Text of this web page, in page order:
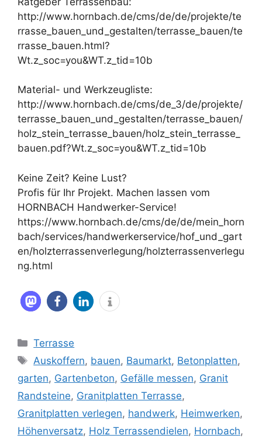
http://www.hornbach.de/cms/de/de/projekte/te
rrasse_bauen_und_gestalten/terrasse_bauen/te
rrasse_bauen.html?
Wt.z_soc=you&WT.z_tid=10b
Material- und Werkzeugliste:
http://www.hornbach.de/cms/de_3/de/projekte/
terrasse_bauen_und_gestalten/terrasse_bauen/
holz_stein_terrasse_bauen/holz_stein_terrasse_
bauen.pdf?Wt.z_soc=you&WT.z_tid=10b
Keine Zeit? Keine Lust?
Profis für Ihr Projekt. Machen lassen vom
HORNBACH Handwerker-Service!
https://www.hornbach.de/cms/de/de/mein_horn
bach/services/handwerkerservice/hof_und_gart
en/holzterrassenverlegung/holzterrassenverlegu
ng.html
Kategorien
Terrasse
Schlagwörter
Auskoffern, bauen, Baumarkt, Betonplatten,
garten, Gartenbeton, Gefälle messen, Granit
Randsteine, Granitplatten Terrasse,
Granitplatten verlegen, handwerk, Heimwerken,
Höhenversatz, Holz Terrassendielen, Hornbach,